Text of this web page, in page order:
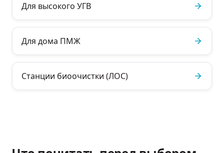
Для высокого УГВ
Для дома ПМЖ
Станции биоочистки (ЛОС)